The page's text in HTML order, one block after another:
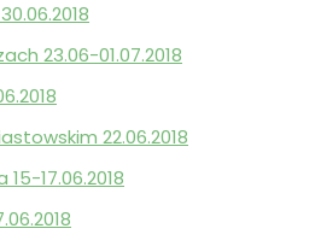
23.06-01.07.2018
22.06.2018
17.06.2018